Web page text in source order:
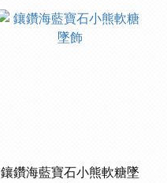
鑲鑽海藍寶石小熊軟糖墜